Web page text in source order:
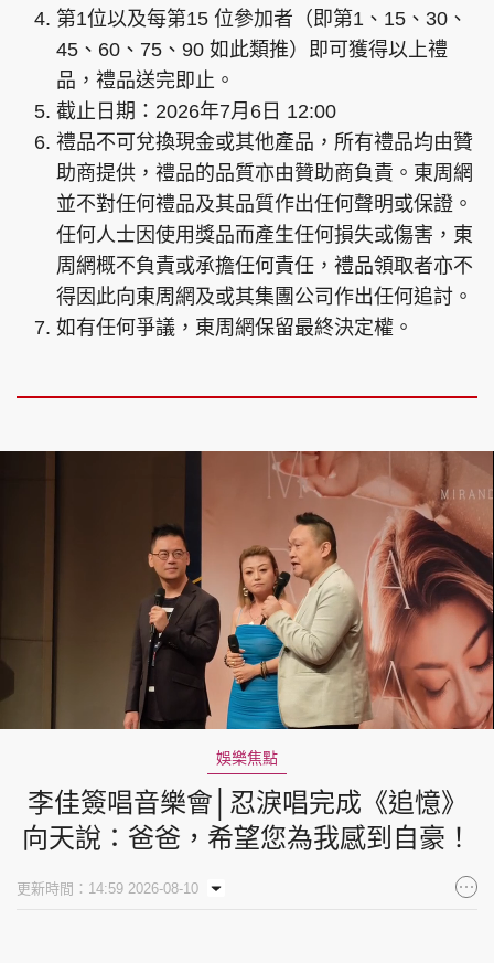
頭條搵工 EDUPLUS
關於我們
聯絡我們
隱私政策聲明
使用條款
版權及免責聲明
第1位以及每第15 位參加者（即第1、15、30、
45、60、75、90 如此類推）即可獲得以上禮
品，禮品送完即止。
截止日期：2026年7月6日 12:00
禮品不可兌換現金或其他產品，所有禮品均由贊
助商提供，禮品的品質亦由贊助商負責。東周網
並不對任何禮品及其品質作出任何聲明或保證。
任何人士因使用獎品而產生任何損失或傷害，東
周網概不負責或承擔任何責任，禮品領取者亦不
得因此向東周網及或其集團公司作出任何追討。
如有任何爭議，東周網保留最終決定權。
Loaded
7.93%
娛樂焦點
李佳簽唱音樂會│忍淚唱完成《追憶》
向天說：爸爸，希望您為我感到自豪！
更新時間：14:59 2026-08-10